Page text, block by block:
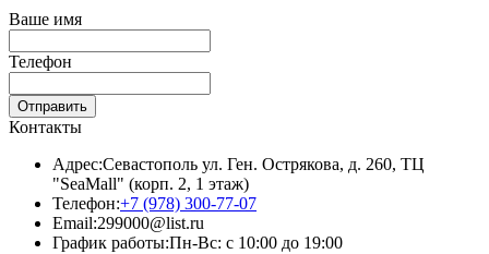
Ваше имя
Телефон
Отправить
Контакты
Адрес:Севастополь ул. Ген. Острякова, д. 260, ТЦ
"SeaMall" (корп. 2, 1 этаж)
Телефон:+7 (978) 300-77-07
Email:299000@list.ru
График работы:Пн-Вс: с 10:00 до 19:00